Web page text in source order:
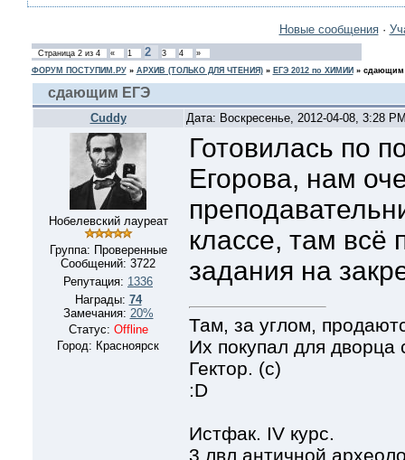
Новые сообщения·
Страница 2из 4 « 1 2 3 4
»
ФОРУМ ПОСТУПИМ.РУ» АРХИВ (ТОЛЬКО ДЛЯ ЧТЕНИЯ)» ЕГЭ 2012 по ХИМИИ » сдающим
сдающим ЕГЭ
Cuddy Дата: Воскресенье, 2012-04-08, 3:28
Нобелевский лауреат
Группа: Проверенные
Сообщений: 3722
Репутация: 1336
Награды: 74
Замечания: 20%
Статус: Offline
Город: Красноярск
Готовилась по
Егорова, нам
классе, там всё
задания на
Там, за углом,
Их покупал для
Гектор. (с)
:D
Истфак. IV курс.
3 лвл античной